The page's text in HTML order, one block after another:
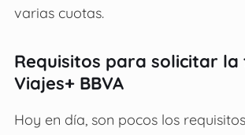
varias cuotas.
Requisitos para solicitar
Viajes+ BBVA
Hoy en día, son pocos los